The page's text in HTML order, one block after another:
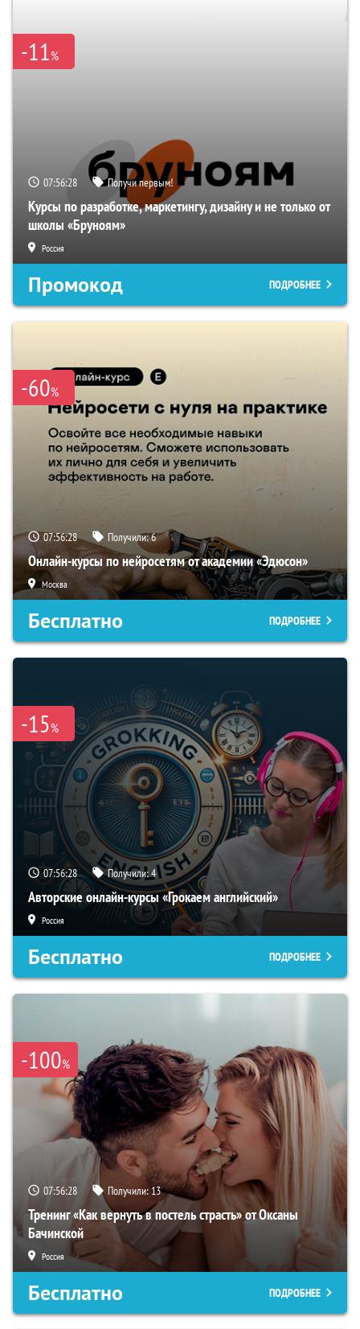
-11%
07:56:27 Получи первым!
Курсы по разработке, маркетингу, дизайну и не только от
школы «Бруноям»
Россия
Промокод ПОДРОБНЕЕ
-60%
07:56:27 Получили:6
Онлайн-курсы по нейросетям от академии «Эдюсон»
Москва
Бесплатно ПОДРОБНЕЕ
-15%
07:56:27 Получили:4
Авторские онлайн-курсы «Грокаем английский»
Россия
Бесплатно ПОДРОБНЕЕ
-100%
07:56:27 Получили:13
Тренинг «Как вернуть в постель страсть» от Оксаны
Бачинской
Россия
Бесплатно ПОДРОБНЕЕ